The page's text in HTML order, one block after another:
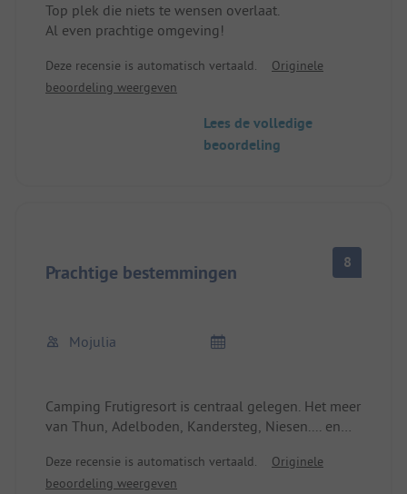
Top plek die niets te wensen overlaat.
Al even prachtige omgeving!
Deze recensie is automatisch vertaald.
Originele
beoordeling weergeven
Lees de volledige
beoordeling
Prachtige bestemmingen 8
Mojulia
Camping Frutigresort is centraal gelegen. Het meer
van Thun, Adelboden, Kandersteg, Niesen.... en
Sommige dingen worden nog verbouwd en zitten
nog in de planning. Familiale sfeer en zeer
Deze recensie is automatisch vertaald.
Originele
beoordeling weergeven